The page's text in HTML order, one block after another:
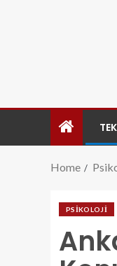
Home
PSIKOLOJI